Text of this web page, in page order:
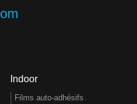
Indoor
Films auto-adhésifs